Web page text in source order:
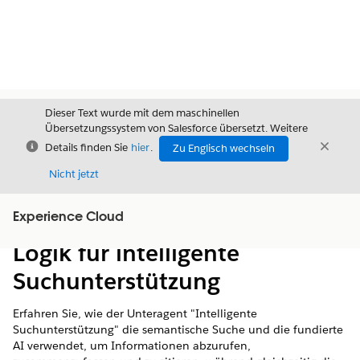
Schließen
Dieser Text wurde mit dem maschinellen
Übersetzungssystem von Salesforce übersetzt. Weitere
Details finden Sie hier.
Zu Englisch wechseln
Nicht jetzt
Experience Cloud
Inhalt anzeigen
Inhalt
Logik für intelligente
Suchunterstützung
Erfahren Sie, wie der Unteragent "Intelligente
Suchunterstützung" die semantische Suche und die fundierte
AI verwendet, um Informationen abzurufen,